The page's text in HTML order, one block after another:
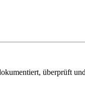
überprüft